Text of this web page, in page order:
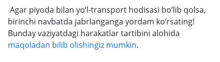
Agar piyoda bilan yo‘l-transport hodisasi bo’lib qolsa,
birinchi navbatda jabrlanganga yordam ko‘rsating!
Bunday vaziyatdagi harakatlar tartibini alohida
maqoladan bilib olishingiz mumkin.